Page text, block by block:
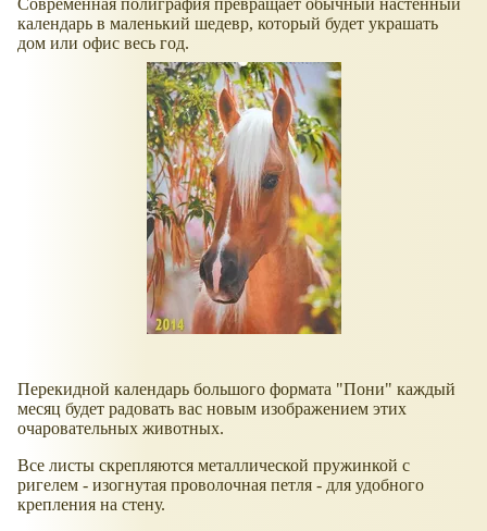
Современная полиграфия превращает обычный настенный
календарь в маленький шедевр, который будет украшать
дом или офис весь год.
Перекидной календарь большого формата "Пони" каждый
месяц будет радовать вас новым изображением этих
очаровательных животных.
Все листы скрепляются металлической пружинкой с
ригелем - изогнутая проволочная петля - для удобного
крепления на стену.